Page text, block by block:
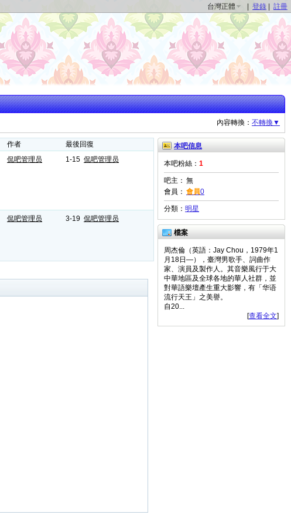
台灣正體 登錄 註冊
內容轉換： 不轉換▼
作者
最後回復
侃吧管理员 1-15 侃吧管理员
侃吧管理员 3-19 侃吧管理员
本吧信息
本吧粉絲： 1
吧主： 無
會員： 會員0
分類： 明星
檔案
周杰倫（英語：Jay Chou，1979年1
月18日—），臺灣男歌手、詞曲作
家、演員及製作人。其音樂風行于大
中華地區及全球各地的華人社群，並
對華語樂壇產生重大影響，有「华语
流行天王」之美譽。
自20...
[查看全文]